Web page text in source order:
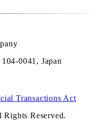
0041, Japan
Transactions Act
Reserved.